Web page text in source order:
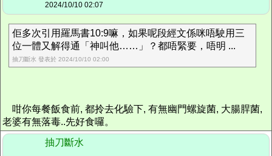
2024/10/10 02:07
佢多次引用羅馬書10:9嘛，如果呢段經文係咪唔駛用三
位一體又解得通「神叫他……」？都唔緊要，唔明 ...
抽刀斷水 發表於 2024/10/10 02:00
咁你每餐飯食前, 都拎去化驗下, 有無幽門螺旋菌, 大腸䏷菌,
老婆有無落毒..先好食囉。
抽刀斷水